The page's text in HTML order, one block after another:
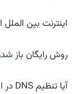
اینترنت بین
روش رایگان باز
آیا تنظیم DNS در اینترنت دوپاره ایران کار می کند؟